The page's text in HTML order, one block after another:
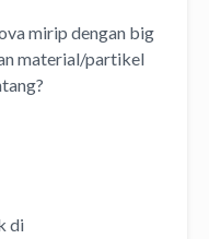
mirip dengan big
material/partikel
di